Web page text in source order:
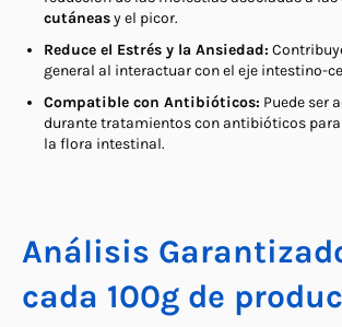
cutáneasy el picor.
Reduce el Estrés y la Ansiedad:
general al interactuar con el eje intestino-
Compatible con Antibióticos: Puede ser
durante tratamientos con antibióticos
la flora intestinal.
Análisis
cada 100g de